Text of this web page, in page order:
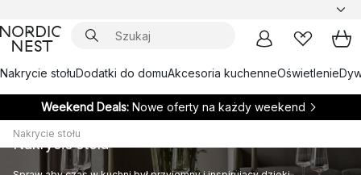
Nakrycie stołuDodatki do domuAkcesoria kuchenneOświetlenie
Weekend Deals: Nowe oferty na każdy weekend
Nakrycie stołu
Nakrycie stołu